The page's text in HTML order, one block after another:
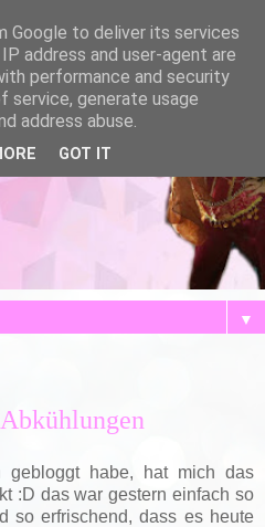
▼
habe, hat mich das
:D das war gestern einfach so
so erfrischend, dass es heute
Google to deliver its services
address and user-agent are
performance and security
service, generate usage
address abuse.
GOT IT